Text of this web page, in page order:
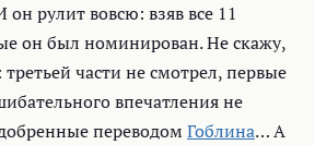
рулит вовсю: взяв все 11
он был номинирован. Не скажу,
части не смотрел, первые
впечатления не
переводомГоблина… А